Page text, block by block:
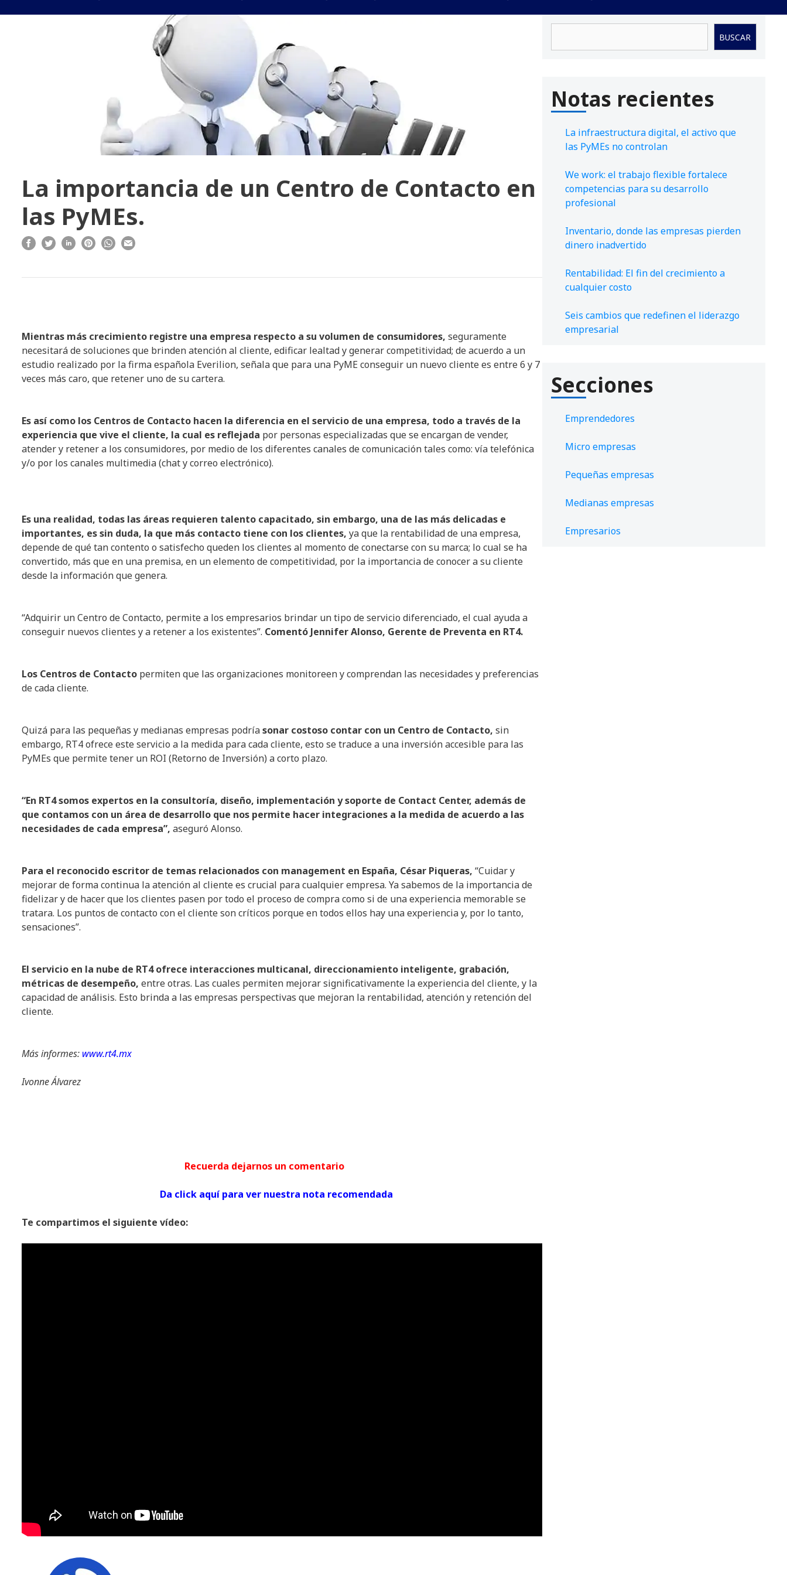
La importancia de un Centro de Contacto en
las PyMEs.
Mientras más crecimiento registre una empresa respecto a su volumen de consumidores, seguramente
necesitará de soluciones que brinden atención al cliente, edificar lealtad y generar competitividad; de acuerdo a un
estudio realizado por la firma española Everilion, señala que para una PyME conseguir un nuevo cliente es entre 6 y 7
veces más caro, que retener uno de su cartera.
Es así como los Centros de Contacto hacen la diferencia en el servicio de una empresa, todo a través de la
experiencia que vive el cliente, la cual es reflejada por personas especializadas que se encargan de vender,
atender y retener a los consumidores, por medio de los diferentes canales de comunicación tales como: vía telefónica
y/o por los canales multimedia (chat y correo electrónico).
Es una realidad, todas las áreas requieren talento capacitado, sin embargo, una de las más delicadas e
importantes, es sin duda, la que más contacto tiene con los clientes, ya que la rentabilidad de una empresa,
depende de qué tan contento o satisfecho queden los clientes al momento de conectarse con su marca; lo cual se ha
convertido, más que en una premisa, en un elemento de competitividad, por la importancia de conocer a su cliente
desde la información que genera.
“Adquirir un Centro de Contacto, permite a los empresarios brindar un tipo de servicio diferenciado, el cual ayuda a
conseguir nuevos clientes y a retener a los existentes”. Comentó Jennifer Alonso, Gerente de Preventa en RT4.
Los Centros de Contacto permiten que las organizaciones monitoreen y comprendan las necesidades y preferencias
de cada cliente.
Quizá para las pequeñas y medianas empresas podríasonar costoso contar con un Centro de Contacto, sin
embargo, RT4 ofrece este servicio a la medida para cada cliente, esto se traduce a una inversión accesible para las
PyMEs que permite tener un ROI (Retorno de Inversión) a corto plazo.
“En RT4 somos expertos en la consultoría, diseño, implementación y soporte de Contact Center, además de
que contamos con un área de desarrollo que nos permite hacer integraciones a la medida de acuerdo a las
necesidades de cada empresa”, aseguró Alonso.
Para el reconocido escritor de temas relacionados con management en España, César Piqueras, “Cuidar y
mejorar de forma continua la atención al cliente es crucial para cualquier empresa. Ya sabemos de la importancia de
fidelizar y de hacer que los clientes pasen por todo el proceso de compra como si de una experiencia memorable se
tratara. Los puntos de contacto con el cliente son críticos porque en todos ellos hay una experiencia y, por lo tanto,
sensaciones”.
El servicio en la nube de RT4 ofrece interacciones multicanal, direccionamiento inteligente, grabación,
métricas de desempeño, entre otras. Las cuales permiten mejorar significativamente la experiencia del cliente, y la
capacidad de análisis. Esto brinda a las empresas perspectivas que mejoran la rentabilidad, atención y retención del
cliente.
Más informes: www.rt4.mx
Ivonne Álvarez
Recuerda dejarnos un comentario
Da click aquí para ver nuestra nota recomendada
Te compartimos el siguiente vídeo:
BUSCAR
Notas recientes
La infraestructura digital, el activo que
las PyMEs no controlan
We work: el trabajo flexible fortalece
competencias para su desarrollo
profesional
Inventario, donde las empresas pierden
dinero inadvertido
Rentabilidad: El fin del crecimiento a
cualquier costo
Seis cambios que redefinen el liderazgo
empresarial
Secciones
Emprendedores
Micro empresas
Pequeñas empresas
Medianas empresas
Empresarios